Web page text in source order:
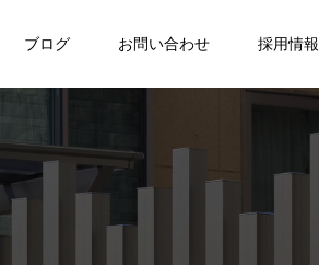
ブログ お問い合わせ 採用情報